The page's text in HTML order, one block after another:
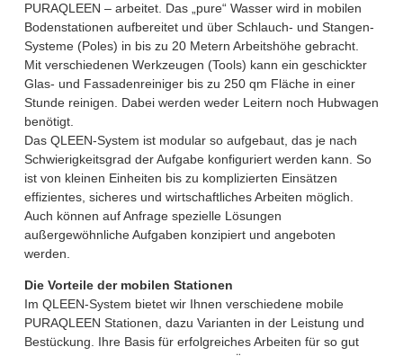
PURAQLEEN – arbeitet. Das „pure“ Wasser wird in mobilen
Bodenstationen aufbereitet und über Schlauch- und Stangen-
Systeme (Poles) in bis zu 20 Metern Arbeitshöhe gebracht.
Mit verschiedenen Werkzeugen (Tools) kann ein geschickter
Glas- und Fassadenreiniger bis zu 250 qm Fläche in einer
Stunde reinigen. Dabei werden weder Leitern noch Hubwagen
benötigt.
Das QLEEN-System ist modular so aufgebaut, das je nach
Schwierigkeitsgrad der Aufgabe konfiguriert werden kann. So
ist von kleinen Einheiten bis zu komplizierten Einsätzen
effizientes, sicheres und wirtschaftliches Arbeiten möglich.
Auch können auf Anfrage spezielle Lösungen
außergewöhnliche Aufgaben konzipiert und angeboten
werden.
Die Vorteile der mobilen Stationen
Im QLEEN-System bietet wir Ihnen verschiedene mobile
PURAQLEEN Stationen, dazu Varianten in der Leistung und
Bestückung. Ihre Basis für erfolgreiches Arbeiten für so gut